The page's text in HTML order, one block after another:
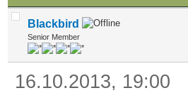
Blackbird
Senior Member
16.10.2013, 19:00